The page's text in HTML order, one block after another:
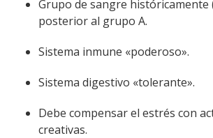
Grupo de sangre históricamente
posterior al grupo A.
Sistema inmune «poderoso».
Sistema digestivo «tolerante».
Debe compensar el estrés con
creativas.